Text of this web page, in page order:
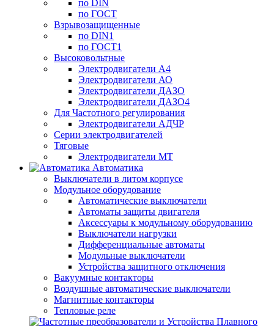
по DIN
по ГОСТ
Взрывозащищенные
по DIN1
по ГОСТ1
Высоковольтные
Электродвигатели А4
Электродвигатели АО
Электродвигатели ДАЗО
Электродвигатели ДАЗО4
Для Частотного регулирования
Электродвигатели АДЧР
Серии электродвигателей
Тяговые
Электродвигатели МТ
Автоматика
Выключатели в литом корпусе
Модульное оборудование
Автоматические выключатели
Автоматы защиты двигателя
Аксессуары к модульному оборудованию
Выключатели нагрузки
Дифференциальные автоматы
Модульные выключатели
Устройства защитного отключения
Вакуумные контакторы
Воздушные автоматические выключатели
Магнитные контакторы
Тепловые реле